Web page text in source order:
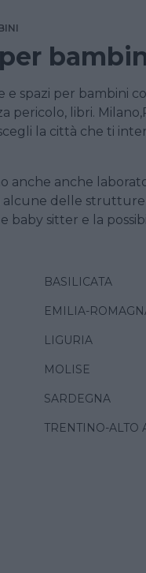
e spazi per bambini
pericolo, libri.
la città che ti
anche
delle strutture
baby sitter e la
BASILICATA
EMILIA-
LIGURIA
MOLISE
SARDEGNA
TRENTINO-ALTO